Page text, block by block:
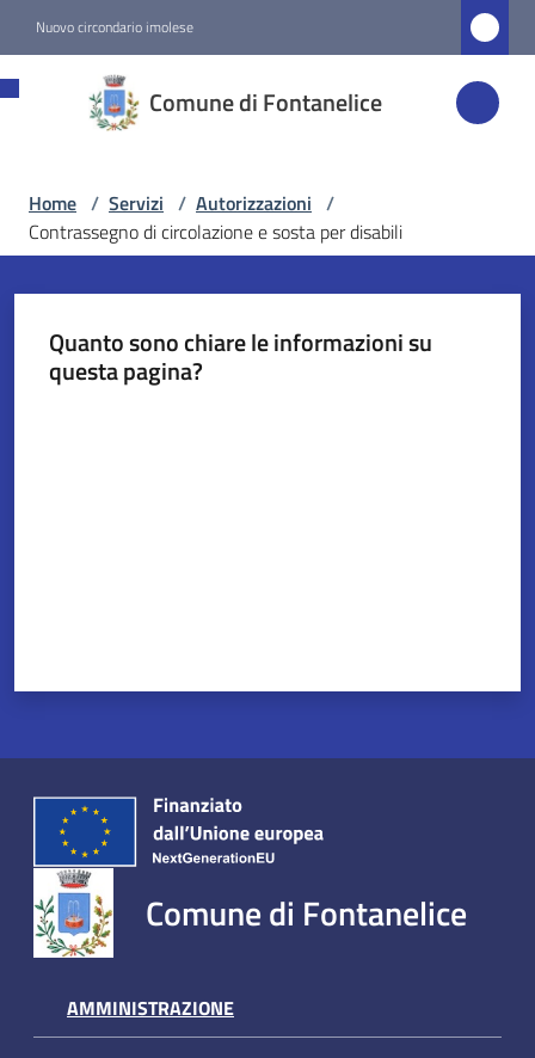
Nuovo circondario imolese
Comune di Fontanelice
Fontanelice
Amministrazione
Servizi
Menu selezionato
argomenti
Seguici
su
Home / Servizi / Autorizzazioni /
Contrassegno di circolazione e sosta per disabili
Quanto sono chiare le informazioni su
questa pagina?
Comune di Fontanelice
AMMINISTRAZIONE